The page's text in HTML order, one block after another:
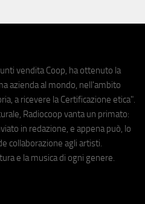
vendita Coop, ha ottenuto la
azienda al mondo, nell'ambito
a ricevere la Certificazione etica".
Radiocoop vanta un primato:
in redazione, e appena può, lo
collaborazione agli artisti.
e la musica di ogni genere.